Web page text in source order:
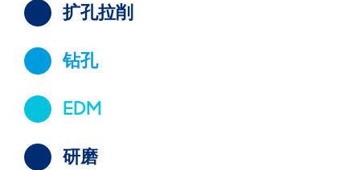
扩孔拉削
钻孔
EDM
研磨